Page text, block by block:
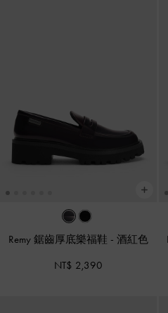
Remy 鋸齒厚底樂福鞋 - 酒紅色
NT$ 2,390